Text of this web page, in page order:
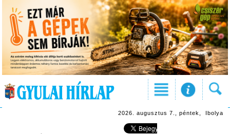
2026. augusztus 7., péntek, Ibolya